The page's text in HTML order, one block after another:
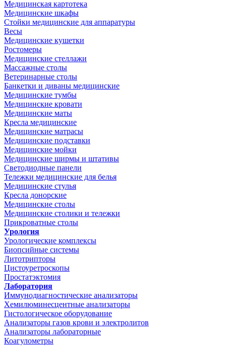
Медицинская картотека
Медицинские шкафы
Стойки медицинские для аппаратуры
Весы
Медицинские кушетки
Ростомеры
Медицинские стеллажи
Массажные столы
Ветеринарные столы
Банкетки и диваны медицинские
Медицинские тумбы
Медицинские кровати
Медицинские маты
Кресла медицинские
Медицинские матрасы
Медицинские подставки
Медицинские мойки
Медицинские ширмы и штативы
Светодиодные панели
Тележки медицинские для белья
Медицинские стулья
Кресла донорские
Медицинские столы
Медицинские столики и тележки
Прикроватные столы
Урология
Урологические комплексы
Биопсийные системы
Литотрипторы
Цистоуретроскопы
Простатэктомия
Лаборатория
Иммунодиагностические анализаторы
Хемилюминесцентные анализаторы
Гистологическое оборудование
Анализаторы газов крови и электролитов
Анализаторы лабораторные
Коагулометры